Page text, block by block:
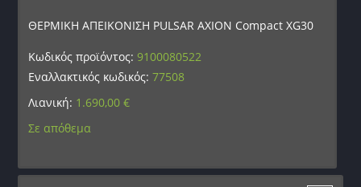
ΘΕΡΜΙΚΗ ΑΠΕΙΚΟΝΙΣΗ PULSAR AXION Compact XG30
Κωδικός προϊόντος:9100080522
Εναλλακτικός κωδικός:77508
Λιανική: 1.690,00€
Σε απόθεμα